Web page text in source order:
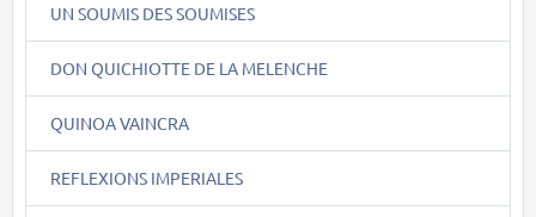
UN SOUMIS DES SOUMISES
DON QUICHIOTTE DE LA MELENCHE
QUINOA VAINCRA
REFLEXIONS IMPERIALES